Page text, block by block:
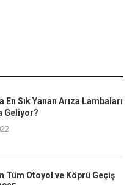
Sık Yanan Arıza Lambaları
Geliyor?
Tüm Otoyol ve Köprü Geçiş